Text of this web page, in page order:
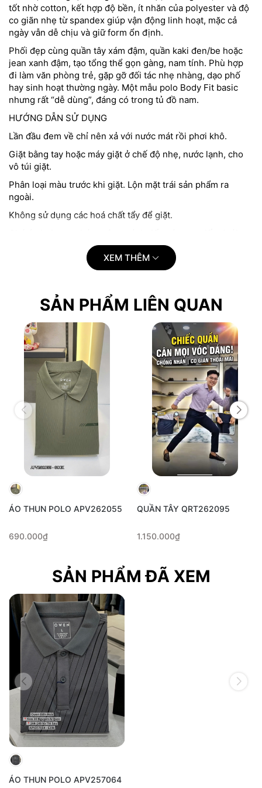
tốt nhờ cotton, kết hợp độ bền, ít nhăn của polyester và độ
co giãn nhẹ từ spandex giúp vận động linh hoạt, mặc cả
ngày vẫn dễ chịu và giữ form ổn định.
Phối đẹp cùng quần tây xám đậm, quần kaki đen/be hoặc
jean xanh đậm, tạo tổng thể gọn gàng, nam tính. Phù hợp
đi làm văn phòng trẻ, gặp gỡ đối tác nhẹ nhàng, dạo phố
hay sinh hoạt thường ngày. Một mẫu polo Body Fit basic
nhưng rất “dễ dùng”, đáng có trong tủ đồ nam.
HƯỚNG DẪN SỬ DỤNG
Lần đầu đem về chỉ nên xả với nước mát rồi phơi khô.
Giặt bằng tay hoặc máy giặt ở chế độ nhẹ, nước lạnh, cho
vô túi giặt.
Phân loại màu trước khi giặt. Lộn mặt trái sản phẩm ra
ngoài.
Không sử dụng các hoá chất tẩy để giặt.
KHÔNG NÊN GIẶT MÁY GIẶT VỚI CHẾ ĐỘ GIẶT NHANH
---------------------------------------
Hình ảnh do shop chụp và mẫu shop mặc. Thiết kế đơn
giản - tối ưu vào chất lượng và công dụng của sản phẩm.
Sản phẩm cam kết giống ảnh 99%, có thể chênh lệch màu
do ánh sáng.
XEM THÊM
SẢN PHẨM LIÊN QUAN
ÁO THUN POLO APV262055
690.000₫
QUẦN TÂY QRT262095
1.150.000₫
SẢN PHẨM ĐÃ XEM
ÁO THUN POLO APV257064